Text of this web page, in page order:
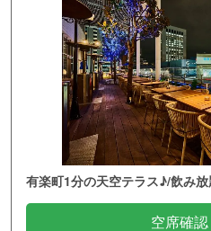
有楽町1分の天空テラス♪/飲み
空席確